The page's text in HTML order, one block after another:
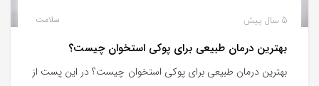
سلامت 5 سال پیش
بهترین درمان طبیعی برای پوکی استخوان چیست؟
بهترین درمان طبیعی برای پوکی استخوان چیست؟ در این پست از